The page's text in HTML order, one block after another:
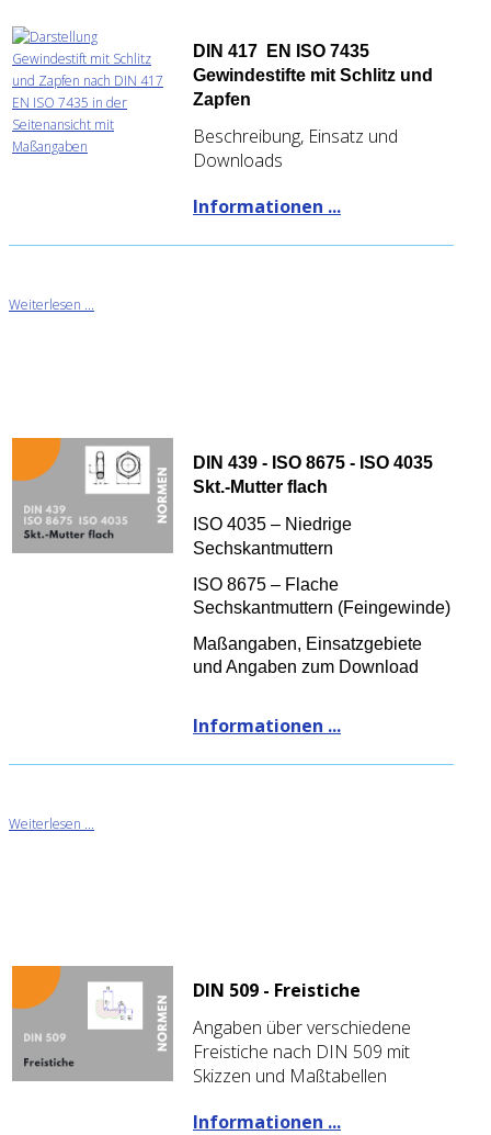
DIN 417 EN ISO 7435
Gewindestifte mit Schlitz und
Zapfen
Beschreibung, Einsatz und
Downloads
Informationen ...
Weiterlesen ...
DIN 439 - ISO 8675 - ISO 4035
Skt.-Mutter flach
ISO 4035 – Niedrige
Sechskantmuttern
ISO 8675 – Flache
Sechskantmuttern (Feingewinde)
Maßangaben, Einsatzgebiete
und Angaben zum Download
Informationen ...
Weiterlesen ...
DIN 509 - Freistiche
Angaben über verschiedene
Freistiche nach DIN 509 mit
Skizzen und Maßtabellen
Informationen ...